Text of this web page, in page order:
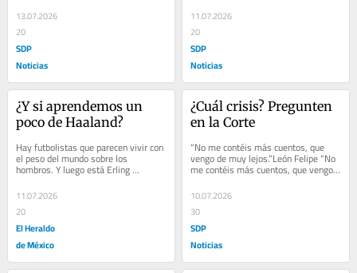
13.07.2026
20
SDP
Noticias
11.07.2026
20
SDP
Noticias
¿Y si aprendemos un
poco de Haaland?
Hay futbolistas que parecen vivir con
el peso del mundo sobre los
hombros. Y luego está Erling
Haaland. Uno de los delanteros más
temidos del...
11.07.2026
20
El Heraldo
de México
¿Cuál crisis? Pregunten
en la Corte
“No me contéis más cuentos, que
vengo de muy lejos.”León Felipe “No
me contéis más cuentos, que vengo
de muy lejos.” “To live outside...
10.07.2026
30
SDP
Noticias